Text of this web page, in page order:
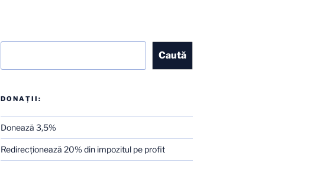
Caută
DONAȚII:
Donează 3,5%
Redirecţionează 20% din impozitul pe profit